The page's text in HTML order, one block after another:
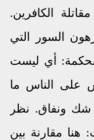
الكافرين.
السور التي
أي ليست
على الناس ما
شك ونفاق. نظر
هنا مقارنة بين